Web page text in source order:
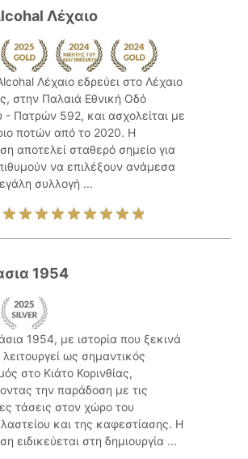
Λέχαιο
Λέχαιο εδρεύει στο Λέχαιο
στην Παλαιά Εθνική Οδό
- Πατρών 592, και ασχολείται με
ποτών από το 2020. Η
αποτελεί σταθερό σημείο για
να επιλέξουν ανάμεσα
συλλογή ...
1954
1954, με ιστορία που ξεκινά
ως σημαντικός
στο Κιάτο Κορινθίας,
την παράδοση με τις
τάσεις στον χώρο του
και της καφεστίασης. Η
ειδικεύεται στη δημιουργία ...